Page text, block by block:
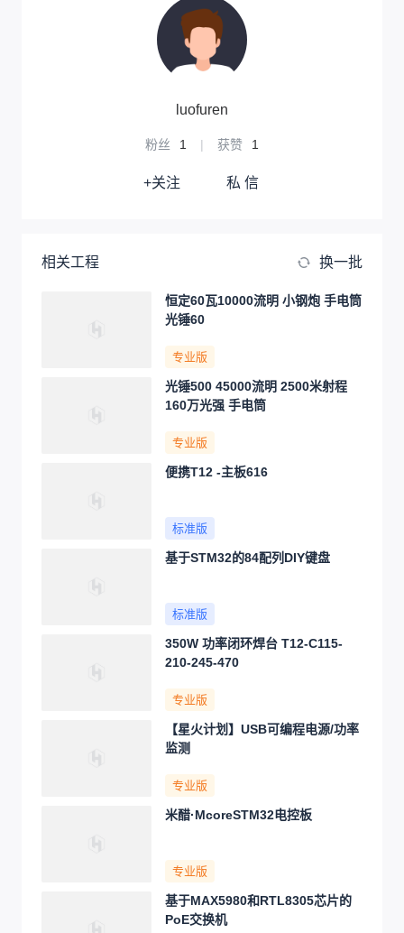
luofuren
粉丝 1 | 获赞 1
+关注 私 信
相关工程 换一批
恒定60瓦10000流明 小钢炮 手电筒
光锤60
专业版
光锤500 45000流明 2500米射程
160万光强 手电筒
专业版
便携T12 -主板616
标准版
基于STM32的84配列DIY键盘
标准版
350W 功率闭环焊台 T12-C115-
210-245-470
专业版
【星火计划】USB可编程电源/功率
监测
专业版
米醋·McoreSTM32电控板
专业版
基于MAX5980和RTL8305芯片的
PoE交换机